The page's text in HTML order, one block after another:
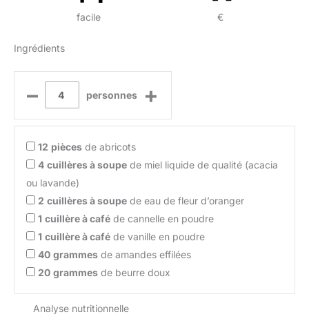
facile €
Ingrédients
– personnes +
12 pièces de abricots
4 cuillères à soupe de miel liquide de qualité (acacia
ou lavande)
2 cuillères à soupe de eau de fleur d’oranger
1 cuillère à café de cannelle en poudre
1 cuillère à café de vanille en poudre
40 grammes de amandes effilées
20 grammes de beurre doux
Analyse nutritionnelle